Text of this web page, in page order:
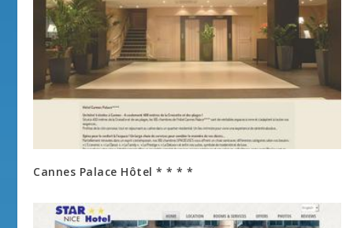
Cannes Palace Hôtel * * * *